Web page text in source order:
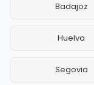
Badajoz
Huelva
Segovia